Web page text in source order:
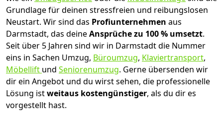
Grundlage für deinen stressfreien und reibungslosen
Neustart. Wir sind das Profiunternehmen aus
Darmstadt, das deineAnsprüche zu 100 % umsetzt.
Seit über 5 Jahren sind wir in Darmstadt die Nummer
eins in Sachen Umzug, Büroumzug, Klaviertransport,
Möbellift und Seniorenumzug. Gerne übersenden wir
dir ein Angebot und du wirst sehen, die professionelle
Lösung istweitaus kostengünstiger, als du dir es
vorgestellt hast.